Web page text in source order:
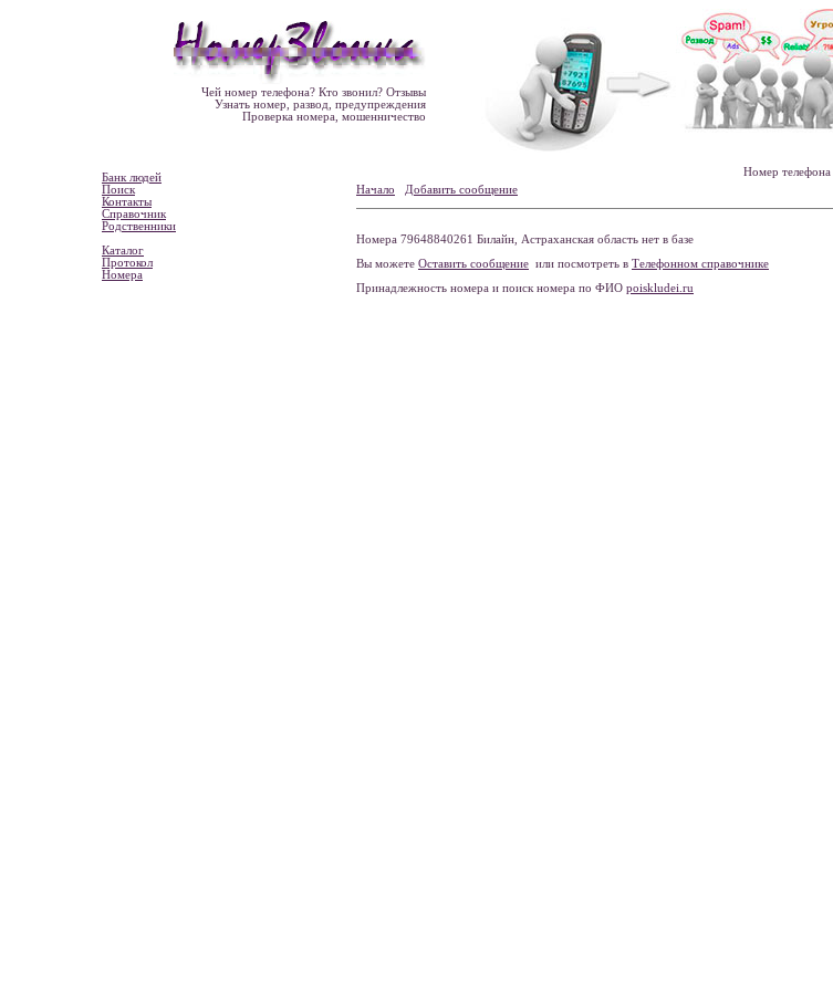
Чей номер телефона? Кто звонил? Отзывы
Узнать номер, развод, предупреждения
Проверка номера, мошенничество
Банк людей
Поиск
Контакты
Справочник
Родственники
Каталог
Протокол
Номера
Номер телефона
Начало
Добавить сообщение
Номера 79648840261 Билайн, Астраханская область нет в базе
Вы можете Оставить сообщение или посмотреть в Телефонном справочнике
Принадлежность номера и поиск номера по ФИО poiskludei.ru